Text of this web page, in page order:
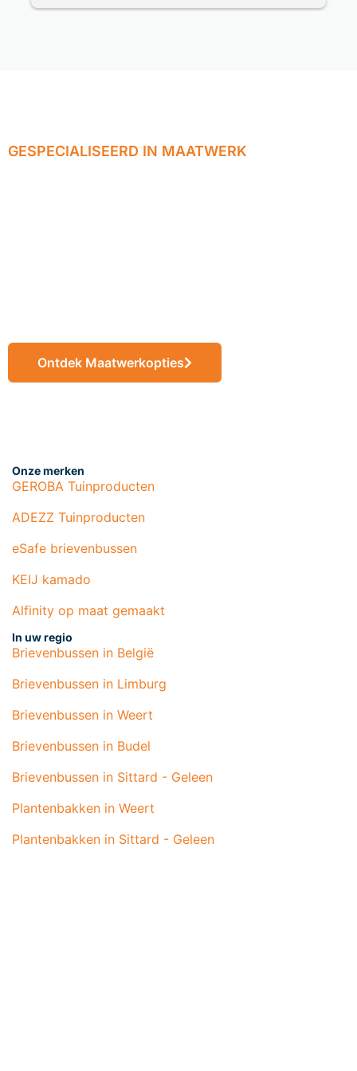
deze service gerichte firma kan bestellen.
GESPECIALISEERD IN MAATWERK
Ontdek Maatwerkopties
Onze merken
GEROBA Tuinproducten
ADEZZ Tuinproducten
eSafe brievenbussen
KEIJ kamado
Alfinity op maat gemaakt
In uw regio
Brievenbussen in België
Brievenbussen in Limburg
Brievenbussen in Weert
Brievenbussen in Budel
Brievenbussen in Sittard - Geleen
Plantenbakken in Weert
Plantenbakken in Sittard - Geleen